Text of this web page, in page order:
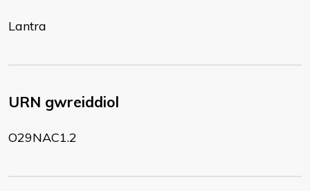
Lantra
URN gwreiddiol
O29NAC1.2